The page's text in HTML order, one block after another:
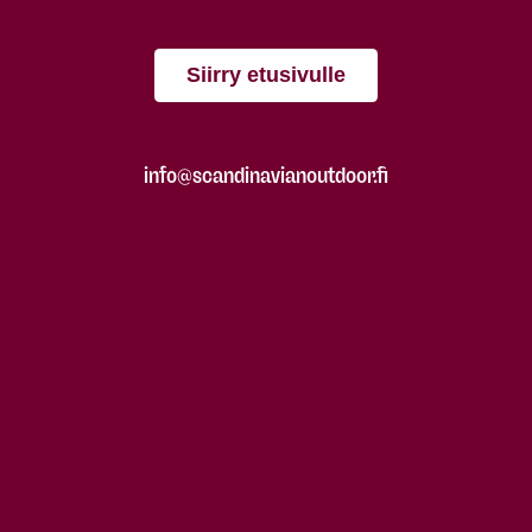
Siirry etusivulle
info@scandinavianoutdoor.fi